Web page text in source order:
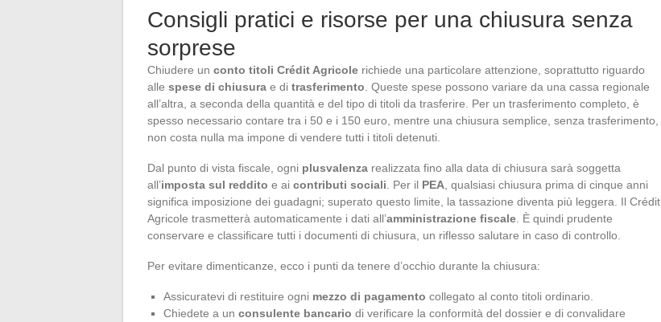
Consigli pratici e risorse per una chiusura senza
sorprese
Chiudere un conto titoli Crédit Agricole richiede una particolare attenzione, soprattutto riguardo
alle spese di chiusura e di trasferimento . Queste spese possono variare da una cassa regionale
all’altra, a seconda della quantità e del tipo di titoli da trasferire. Per un trasferimento completo, è
spesso necessario contare tra i 50 e i 150 euro, mentre una chiusura semplice, senza trasferimento,
non costa nulla ma impone di vendere tutti i titoli detenuti.
Dal punto di vista fiscale, ogni plusvalenza realizzata fino alla data di chiusura sarà soggetta
all’imposta sul reddito e ai contributi sociali . Per il PEA , qualsiasi chiusura prima di cinque anni
significa imposizione dei guadagni; superato questo limite, la tassazione diventa più leggera. Il Crédit
Agricole trasmetterà automaticamente i dati all’amministrazione fiscale . È quindi prudente
conservare e classificare tutti i documenti di chiusura, un riflesso salutare in caso di controllo.
Per evitare dimenticanze, ecco i punti da tenere d’occhio durante la chiusura:
Assicuratevi di restituire ogni mezzo di pagamento collegato al conto titoli ordinario.
Chiedete a un consulente bancario di verificare la conformità del dossier e di convalidare